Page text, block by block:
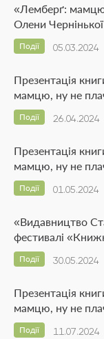
«Лемберґ:
Олени Чернінької
05.03.2024
Події
Презентація
мамцю, ну не
26.04.2024
Події
Презентація
мамцю, ну не
01.05.2024
Події
«Видавництво
фестивалі
30.05.2024
Події
Презентація
мамцю, ну не
11.07.2024
Події